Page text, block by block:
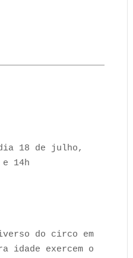
dia 18 de julho,
14h
do circo em
idade exercem o